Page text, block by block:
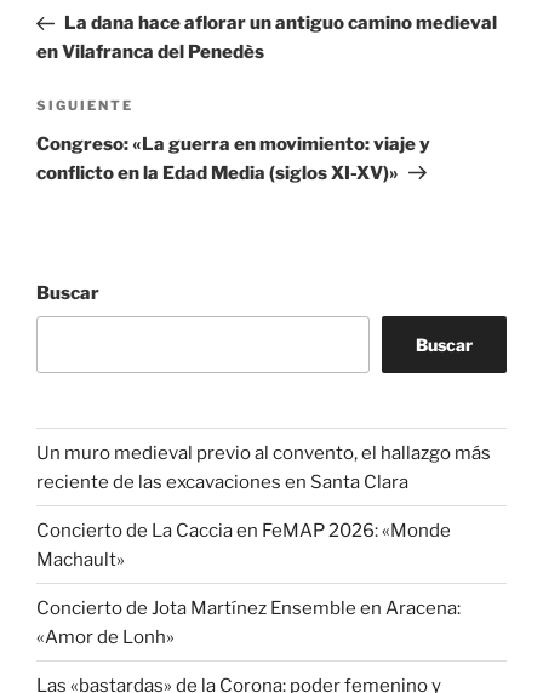
entradas
anterior:
La dana hace aflorar un antiguo camino medieval
en Vilafranca del Penedès
Siguiente
entrada
SIGUIENTE
Congreso: «La guerra en movimiento: viaje y
conflicto en la Edad Media (siglos XI-XV)»
Buscar
Buscar
Un muro medieval previo al convento, el hallazgo más
reciente de las excavaciones en Santa Clara
Concierto de La Caccia en FeMAP 2026: «Monde
Machault»
Concierto de Jota Martínez Ensemble en Aracena:
«Amor de Lonh»
Las «bastardas» de la Corona: poder femenino y